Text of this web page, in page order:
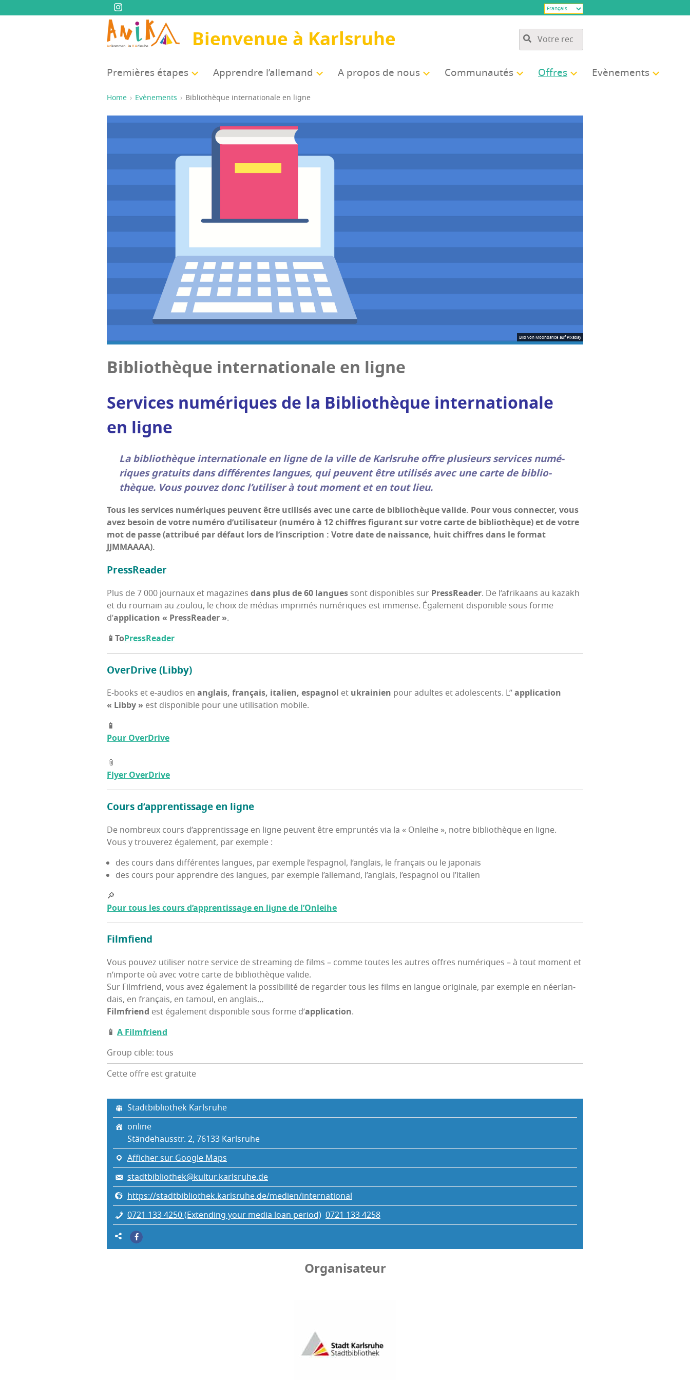
Bienvenue à Karlsruhe
Pre­mières étapes Apprendre l’allemand A pro­pos de nous Com­mu­nau­tés Offres Evè­ne­ments
Home Evènements Biblio­thèque inter­na­tio­nale en ligne
Bild vonMoondance aufPixabay
Biblio­thèque inter­na­tio­nale en ligne
Ser­vices numé­riques de la Biblio­thèque inter­na­tio­nale
en ligne
La biblio­thèque inter­na­tio­nale en ligne de la ville de Karls­ruhe offre plu­sieurs ser­vices numé­
riques gra­tuits dans dif­fé­rentes langues, qui peuvent être uti­li­sés avec une carte de biblio­
thèque. Vous pou­vez donc l’u­ti­li­ser à tout moment et en tout lieu.
Tous les ser­vices numé­riques peuvent être uti­li­sés avec une carte de biblio­thèque valide. Pour vous connec­ter, vous
avez besoin de votre numé­ro d’u­ti­li­sa­teur (numé­ro à 12 chiffres figu­rant sur votre carte de biblio­thèque) et de votre
mot de passe (attri­bué par défaut lors de l’ins­crip­tion : Votre date de nais­sance, huit chiffres dans le for­mat
JJMMAAAA).
Press­Rea­der
Plus de 7 000 jour­naux et maga­zines dans plus de 60 langues sont dis­po­nibles sur Press­Rea­der. De l’a­fri­kaans au kazakh
et du rou­main au zou­lou, le choix de médias impri­més numé­riques est immense. Éga­le­ment dis­po­nible sous forme
d’appli­ca­tion « Press­Rea­der ».
📱ToPress­Rea­der
Over­Drive (Lib­by)
E‑books et e‑audios en anglais, fran­çais, ita­lien, espa­gnol et ukrai­nien pour adultes et ado­les­cents. L”appli­ca­tion
« Lib­by » est dis­po­nible pour une uti­li­sa­tion mobile.
📱
Pour Over­Drive
📎
Flyer Over­Drive
Cours d’ap­pren­tis­sage en ligne
De nom­breux cours d’ap­pren­tis­sage en ligne peuvent être emprun­tés via la « Onleihe », notre biblio­thèque en ligne.
Vous y trou­ve­rez éga­le­ment, par exemple :
des cours dans dif­fé­rentes langues, par exemple l’es­pa­gnol, l’an­glais, le fran­çais ou le japonais
des cours pour apprendre des langues, par exemple l’al­le­mand, l’an­glais, l’es­pa­gnol ou l’italien
🔎
Pour tous les cours d’ap­pren­tis­sage en ligne de l’Onleihe
Film­fiend
Vous pou­vez uti­li­ser notre ser­vice de strea­ming de films – comme toutes les autres offres numé­riques – à tout moment et
n’im­porte où avec votre carte de biblio­thèque valide.
Sur Film­friend, vous avez éga­le­ment la pos­si­bi­li­té de regar­der tous les films en langue ori­gi­nale, par exemple en néer­lan­
dais, en fran­çais, en tamoul, en anglais…
Film­friend est éga­le­ment dis­po­nible sous forme d’appli­ca­tion.
📱 A Film­friend
Group cible: tous
Cette offre est gratuite
Stadt­bi­blio­thek Karlsruhe
online
Stän­de­hauss­tr. 2, 76133 Karls­ruhe
Afficher sur Google Maps
stadtbibliothek@kultur.karlsruhe.de
https://stadtbibliothek.karlsruhe.de/medien/international
0721 133 4250 (Exten­ding your media loan period) 0721 133 4258
Organisateur